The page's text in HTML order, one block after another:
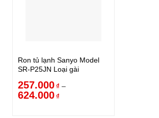
Ron tủ lạnh Sanyo Model
SR-P25JN Loại gài
257.000 ₫ –
624.000 ₫